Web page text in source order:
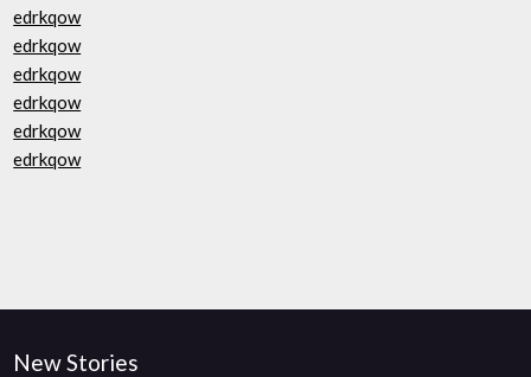
edrkqow
edrkqow
edrkqow
edrkqow
edrkqow
edrkqow
New Stories